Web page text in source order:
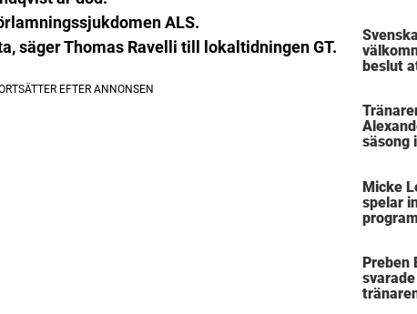
ALS.
säger Thomas Ravelli till lokaltidningen GT.
beslut
säsong
Micke
spelar
Preben